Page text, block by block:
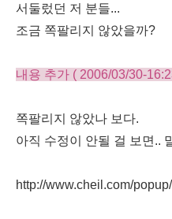
서둘렀던 저 분들...
조금 쪽팔리지 않았을까?
내용 추가 ( 2006/03/30-
쪽팔리지 않았나 보다.
아직 수정이 안될 걸 보면..
http://www.cheil.com/